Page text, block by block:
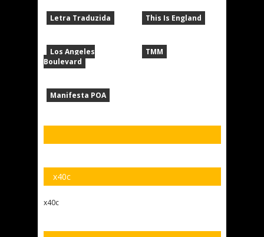
Letra Traduzida
Los Angeles
Boulevard
Manifesta POA
This Is England
TMM
x40c
x40c